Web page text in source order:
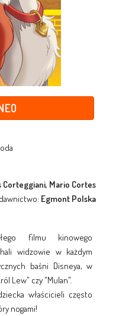
Corteggiani, Mario Cortes
Egmont Polska
filmu kinowego
widzowie w każdym
baśni Disneya, w
Lew" czy "Mulan".
właścicieli często
nogami!